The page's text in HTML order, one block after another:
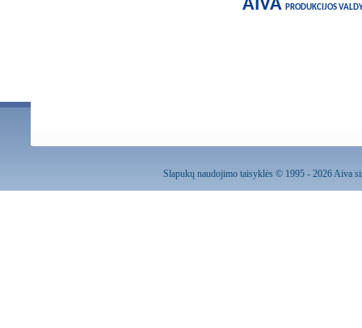
AIVA PRODUKCIJOS
Slapukų naudojimo taisyklės© 1995 - 2026 Aiva